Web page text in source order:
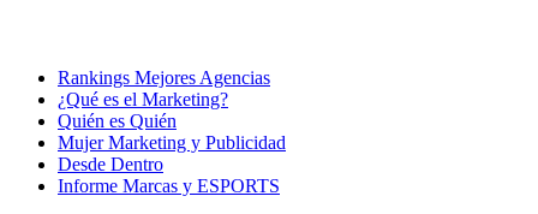
Rankings Mejores Agencias
¿Qué es el Marketing?
Quién es Quién
Mujer Marketing y Publicidad
Desde Dentro
Informe Marcas y ESPORTS